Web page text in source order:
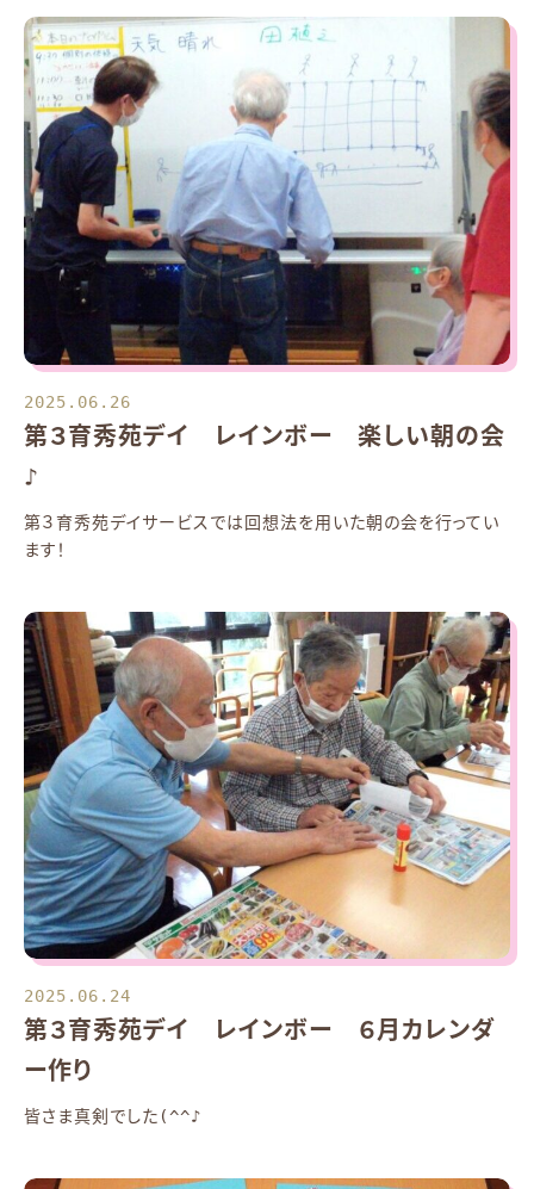
2025.06.26
第３育秀苑デイ レインボー 楽しい朝の会
♪
第３育秀苑デイサービスでは回想法を用いた朝の会を行ってい
ます！
2025.06.24
第３育秀苑デイ レインボー ６月カレンダ
ー作り
皆さま真剣でした(^^♪